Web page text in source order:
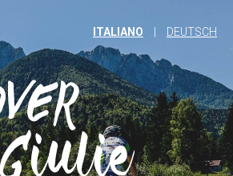
ITALIANO DEUTSCH